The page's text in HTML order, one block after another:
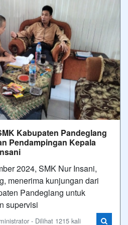
Kabupaten Pandeglang
Pendampingan Kepala
2024, SMK Nur Insani,
menerima kunjungan dari
Pandeglang untuk
supervisi
- Dilihat 1215 kali